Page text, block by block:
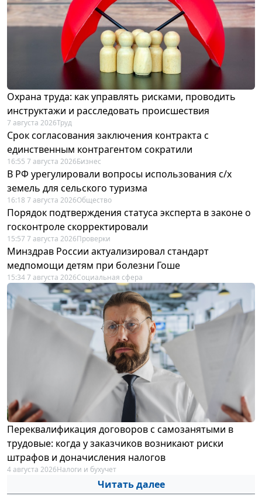
Охрана труда: как управлять рисками, проводить
инструктажи и расследовать происшествия
7 августа 2026Труд
Срок согласования заключения контракта с
единственным контрагентом сократили
16:55 7 августа 2026Бизнес
В РФ урегулировали вопросы использования с/х
земель для сельского туризма
16:18 7 августа 2026Общество
Порядок подтверждения статуса эксперта в законе о
госконтроле скорректировали
15:57 7 августа 2026Проверки
Минздрав России актуализировал стандарт
медпомощи детям при болезни Гоше
15:34 7 августа 2026Социальная сфера
Переквалификация договоров с самозанятыми в
трудовые: когда у заказчиков возникают риски
штрафов и доначисления налогов
4 августа 2026Налоги и бухучет
Читать далее